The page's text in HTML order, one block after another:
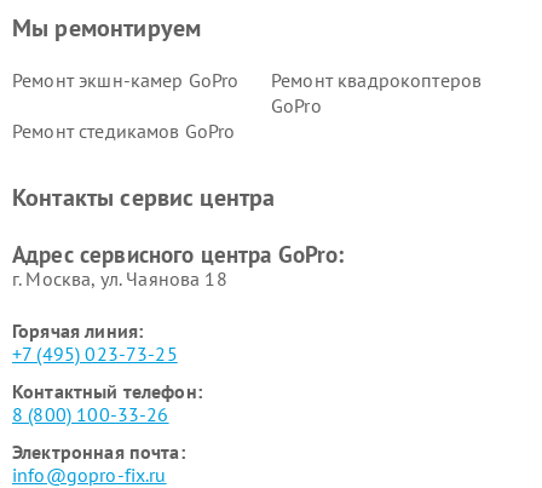
Мы ремонтируем
Ремонт экшн-камер GoPro
Ремонт квадрокоптеров
GoPro
Ремонт стедикамов GoPro
Контакты сервис центра
Адрес сервисного центра GoPro:
г. Москва, ул. Чаянова 18
Горячая линия:
+7 (495) 023-73-25
Контактный телефон:
8 (800) 100-33-26
Электронная почта:
info@gopro-fix.ru